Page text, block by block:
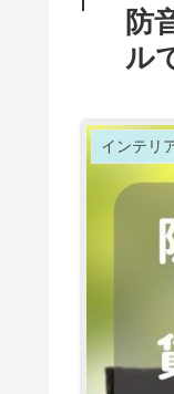
防
ル
インテリ